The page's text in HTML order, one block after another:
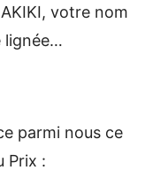
votre nom
lignée…
parmi nous ce
Prix :